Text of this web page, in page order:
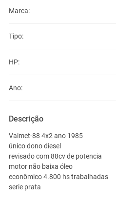
Marca:
Tipo:
HP:
Ano:
Descrição
Valmet-88 4x2 ano 1985
único dono diesel
revisado com 88cv de potencia
motor não baixa óleo
econômico 4.800 hs trabalhadas
serie prata